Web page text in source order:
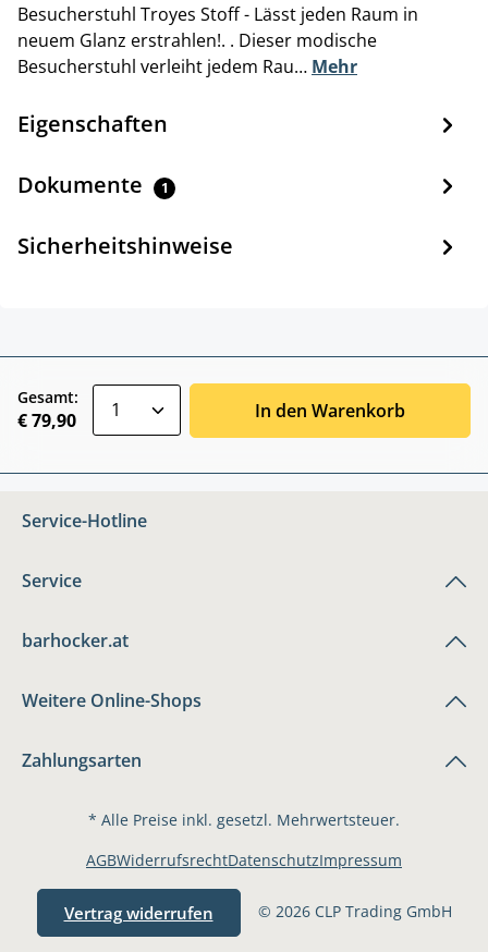
Besucherstuhl Troyes Stoff - Lässt jeden Raum in
neuem Glanz erstrahlen!. . Dieser modische
Besucherstuhl verleiht jedem Rau… Mehr
Eigenschaften
Dokumente 1
Sicherheitshinweise
Gesamt:
€ 79,90 In den Warenkorb
Service-Hotline
Service
barhocker.at
Weitere Online-Shops
Zahlungsarten
* Alle Preise inkl. gesetzl. Mehrwertsteuer.
Vertrag widerrufen © 2026 CLP Trading GmbH
AGBWiderrufsrechtDatenschutzImpressum